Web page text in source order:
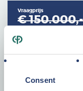
Consent
Vraagprijs
€